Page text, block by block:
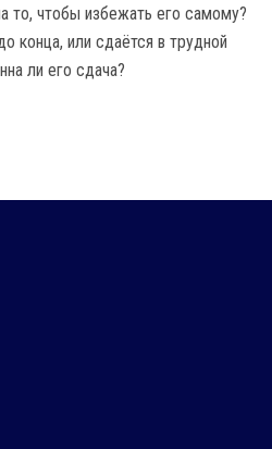
то, чтобы избежать его самому?
конца, или сдаётся в трудной
ли его сдача?